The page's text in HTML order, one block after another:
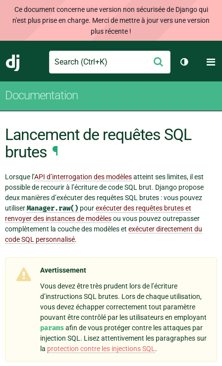
Ce document concerne une version non sécurisée de Django qui
n'est plus prise en charge. Merci de mettre à jour vers une version
plus récente !
Django
Search Envoyer
Changer
Documentation
Lancement de requêtes SQL
brutes ¶
Lorsque l’API d’interrogation des modèlesatteint ses limites, il est
possible de recourir à l’écriture de code SQL brut. Django propose
deux manières d’exécuter des requêtes SQL brutes : vous pouvez
utiliserManager.raw() pourexécuter des requêtes brutes et
renvoyer des instances de modèlesou vous pouvez outrepasser
complètement la couche des modèles et exécuter directement du
code SQL personnalisé.
Avertissement
Vous devez être très prudent lors de l’écriture
d’instructions SQL brutes. Lors de chaque utilisation,
vous devez échapper correctement tout paramètre
pouvant être contrôlé par les utilisateurs en employant
paramsafin de vous protéger contre les attaques par
injection SQL. Lisez attentivement les paragraphes sur
la protection contre les injections SQL .